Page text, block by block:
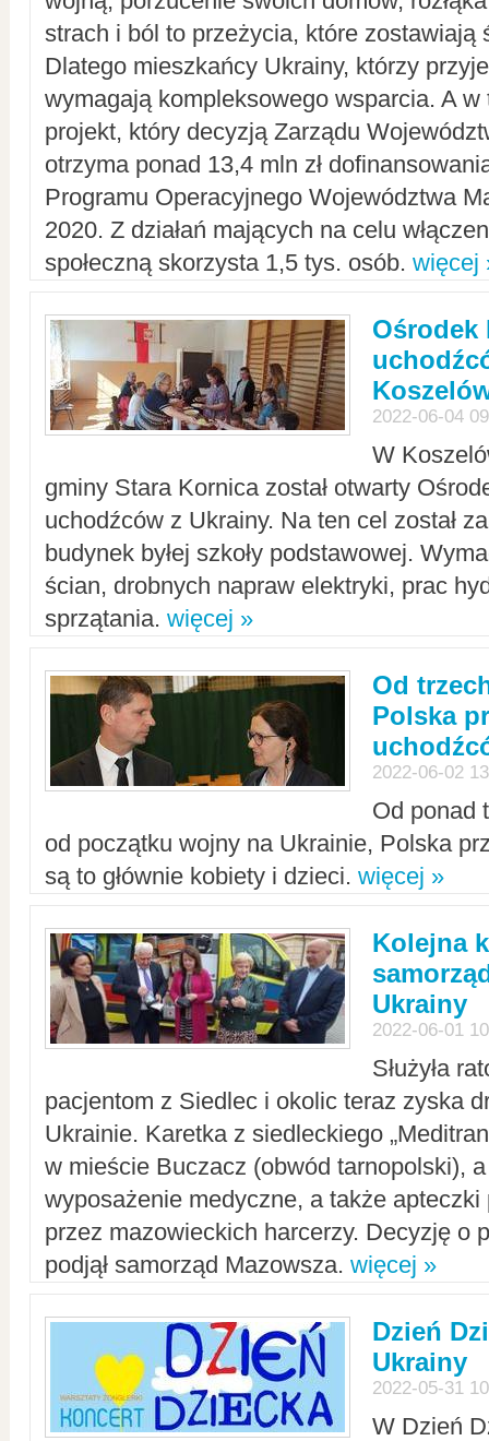
strach i ból to przeżycia, które zostawiają
Dlatego mieszkańcy Ukrainy, którzy
wymagają kompleksowego wsparcia. A w
projekt, który decyzją Zarządu
otrzyma ponad 13,4 mln zł
Programu Operacyjnego Województwa
2020. Z działań mających na celu
społeczną skorzysta 1,5 tys. osób. więcej
Ośrodek
2022-06-04
W
gminy Stara Kornica został otwarty
uchodźców z Ukrainy. Na ten cel został
budynek byłej szkoły podstawowej.
ścian, drobnych napraw elektryki, prac
sprzątania. więcej »
Od
Polska
2022-06-02
Od ponad
od początku wojny na Ukrainie, Polska
są to głównie kobiety i dzieci. więcej »
Kolejna
Ukrainy
2022-06-01
Służyła
pacjentom z Siedlec i okolic teraz zyska
Ukrainie. Karetka z siedleckiego
w mieście Buczacz (obwód tarnopolski),
wyposażenie medyczne, a także apteczki
przez mazowieckich harcerzy. Decyzję o
podjął samorząd Mazowsza. więcej »
Dzień
Ukrainy
2022-05-31
W Dzień